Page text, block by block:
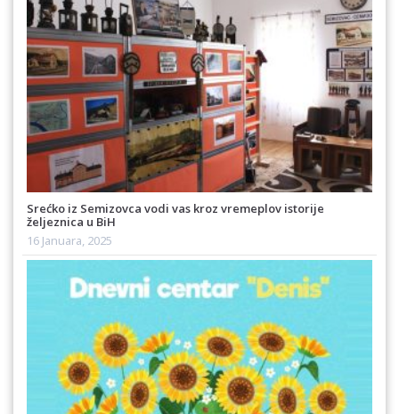
Srećko iz Semizovca vodi vas kroz vremeplov istorije
željeznica u BiH
16 Januara, 2025